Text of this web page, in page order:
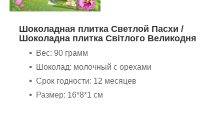
Шоколадная плитка Светлой Пасхи /
Шоколадна плитка Світлого Великодня
Вес: 90 грамм
Шоколад: молочный с орехами
Срок годности: 12 месяцев
Размер: 16*8*1 см